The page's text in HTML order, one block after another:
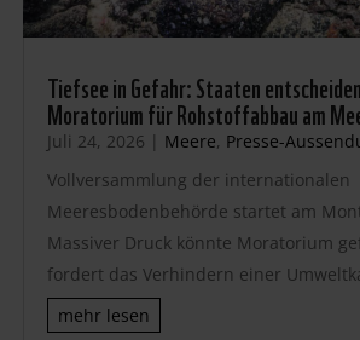
Tiefsee in Gefahr: Staaten
Moratorium für Rohstoffabbau am
Juli 24, 2026 | Meere, Presse-
Vollversammlung der internationalen
Meeresbodenbehörde startet am
Massiver Druck könnte Moratorium
fordert das Verhindern einer
mehr lesen